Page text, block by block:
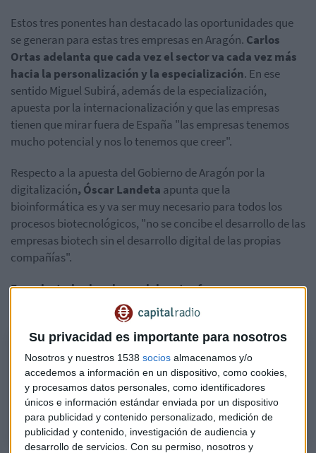
Su privacidad es importante para nosotros
Nosotros y nuestros 1538 socios almacenamos y/o
accedemos a información en un dispositivo, como cookies,
y procesamos datos personales, como identificadores
únicos e información estándar enviada por un dispositivo
para publicidad y contenido personalizado, medición de
publicidad y contenido, investigación de audiencia y
desarrollo de servicios. Con su permiso, nosotros y
Estos tres ponentes han destacado las oportunidades que
se generan para estas tres empresas en Aragón. Carlos
Ortas adelanta que cada vez el sector va cada vez más
hacia la personalización y la especialización. En ese
sentido Miguel Subirá, además de la especialización,
apuesta por la internacionalización y que las empresas
tienen que mirar fuera de España "las empresas tenemos
mucho potencial y nos lo tenemos que creer".
Respecto a la apuesta del Gobierno de Aragón por la
digitalización, Óscar Landeta apunta que la
bioinformática es y va ser muy necesario para todos los
procesos biotecnológicos, "no se concibe el desarrollo de las
empresas biotech sin el desarrollo digital de las propias
compañías".
Escucha todas las claves del sector farma y
biotecnológico en este podcast:
Invest in Aragón: El sector farma y biotech
Mesa redonda sobre el potencial de estos sectores con Miguel Subirá,
Director Gerente de Podoactiva; Óscar Landeta, CEO de Certest; Carlos
Ortas, Director Gerente del Parque Tecnológico Walqa.